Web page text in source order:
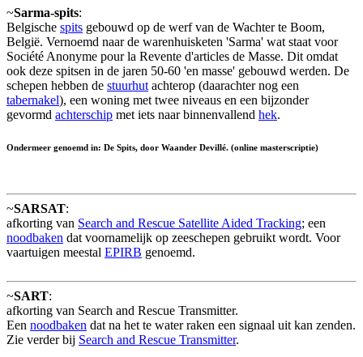
~Sarma-spits:
Belgische spits gebouwd op de werf van de Wachter te Boom,
België. Vernoemd naar de warenhuisketen 'Sarma' wat staat voor
Société Anonyme pour la Revente d'articles de Masse. Dit omdat
ook deze spitsen in de jaren 50-60 'en masse' gebouwd werden. De
schepen hebben de stuurhut achterop (daarachter nog een
tabernakel), een woning met twee niveaus en een bijzonder
gevormd achterschip met iets naar binnenvallend hek.
Ondermeer genoemd in: De Spits, door Waander Devillé. (online masterscriptie)
~SARSAT:
afkorting van Search and Rescue Satellite Aided Tracking; een
noodbaken dat voornamelijk op zeeschepen gebruikt wordt. Voor
vaartuigen meestal EPIRB genoemd.
~SART:
afkorting van Search and Rescue Transmitter.
Een noodbaken dat na het te water raken een signaal uit kan zenden.
Zie verder bij Search and Rescue Transmitter.